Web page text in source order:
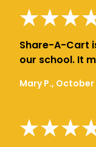
Share-A-Cart
our school. It
Mary P.,